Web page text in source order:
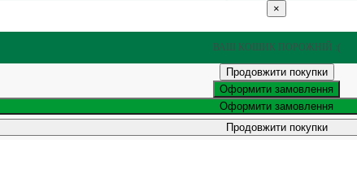
×
ВАШ КОШИК ПОРОЖНІЙ :(
Продовжити покупки
Оформити замовлення
Оформити замовлення
Продовжити покупки